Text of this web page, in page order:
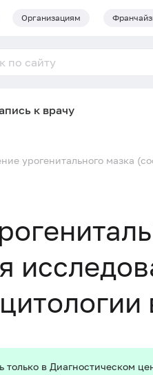
Организациям
к врачу
урогенитального мазка
только в Диагностическом